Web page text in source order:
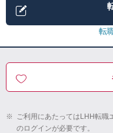
転
※ ご利用にあたってはLHH転職
のログインが必要です。